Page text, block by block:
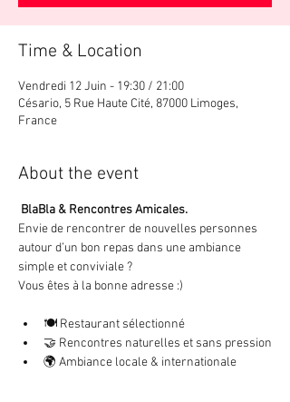
Time & Location
Vendredi 12 Juin - 19:30 / 21:00
Césario, 5 Rue Haute Cité, 87000 Limoges,
France
About the event
BlaBla & Rencontres Amicales.
Envie de rencontrer de nouvelles personnes
autour d’un bon repas dans une ambiance
simple et conviviale ?
Vous êtes à la bonne adresse :)
🍽️ Restaurant sélectionné
🤝 Rencontres naturelles et sans pression
🌍 Ambiance locale & internationale